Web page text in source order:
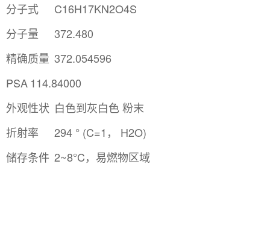
分子式
C16H17KN2O4S
分子量
372.480
精确质量 372.054596
PSA 114.84000
外观性状 白色到灰白色 粉末
折射率
294 ° (C=1， H2O)
储存条件 2~8°C，易燃物区域